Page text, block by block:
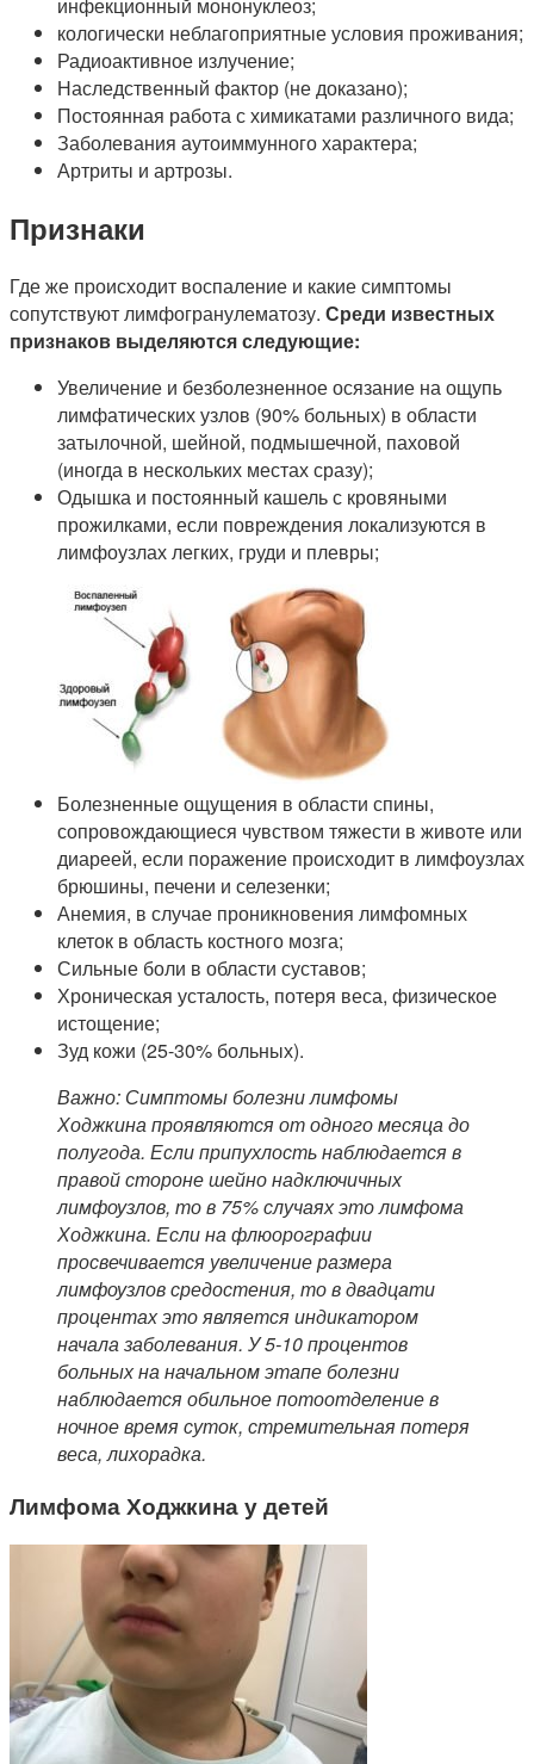
инфекционный мононуклеоз;
кологически неблагоприятные условия проживания;
Радиоактивное излучение;
Наследственный фактор (не доказано);
Постоянная работа с химикатами различного вида;
Заболевания аутоиммунного характера;
Артриты и артрозы.
Признаки
Где же происходит воспаление и какие симптомы
сопутствуют лимфогранулематозу. Среди известных
признаков выделяются следующие:
Увеличение и безболезненное осязание на ощупь
лимфатических узлов (90% больных) в области
затылочной, шейной, подмышечной, паховой
(иногда в нескольких местах сразу);
Одышка и постоянный кашель с кровяными
прожилками, если повреждения локализуются в
лимфоузлах легких, груди и плевры;
Болезненные ощущения в области спины,
сопровождающиеся чувством тяжести в животе или
диареей, если поражение происходит в лимфоузлах
брюшины, печени и селезенки;
Анемия, в случае проникновения лимфомных
клеток в область костного мозга;
Сильные боли в области суставов;
Хроническая усталость, потеря веса, физическое
истощение;
Зуд кожи (25-30% больных).
Важно: Симптомы болезни лимфомы
Ходжкина проявляются от одного месяца до
полугода. Если припухлость наблюдается в
правой стороне шейно надключичных
лимфоузлов, то в 75% случаях это лимфома
Ходжкина. Если на флюорографии
просвечивается увеличение размера
лимфоузлов средостения, то в двадцати
процентах это является индикатором
начала заболевания. У 5-10 процентов
больных на начальном этапе болезни
наблюдается обильное потоотделение в
ночное время суток, стремительная потеря
веса, лихорадка.
Лимфома Ходжкина у детей